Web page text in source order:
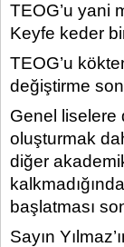
TEOG’u yani
Keyfe keder
TEOG’u
değiştirme
Genel liselere
oluşturmak
diğer
başlatması
Sayın